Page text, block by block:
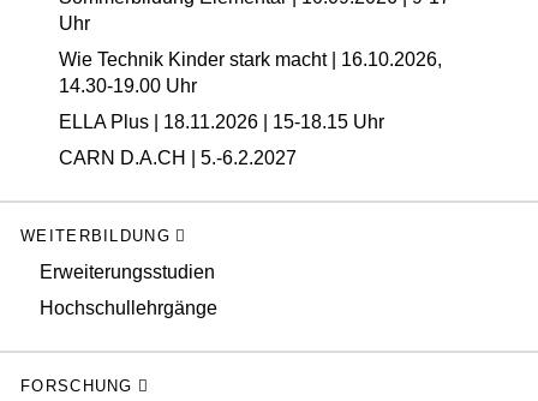
Uhr
Wie Technik Kinder stark macht | 16.10.2026,
14.30-19.00 Uhr
ELLA Plus | 18.11.2026 | 15-18.15 Uhr
CARN D.A.CH | 5.-6.2.2027
WEITERBILDUNG
Erweiterungsstudien
Hochschullehrgänge
FORSCHUNG